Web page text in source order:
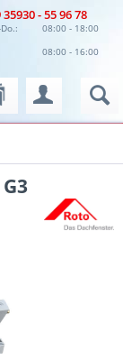
35930 - 55 96 78
08:00 - 18:00
08:00 - 16:00